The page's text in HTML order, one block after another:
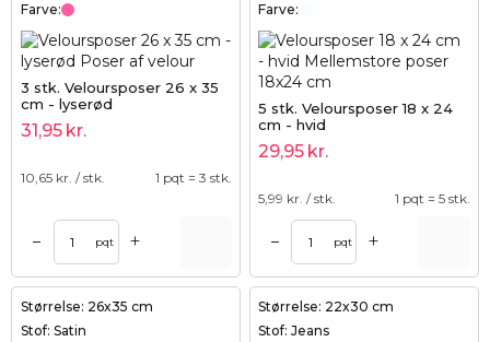
Farve:
3 stk. Veloursposer 26 x 35
cm - lyserød
31,95 kr.
10,65 kr. / stk. 1 pqt = 3 stk.
– pqt +
Farve:
5 stk. Veloursposer 18 x 24
cm - hvid
29,95 kr.
5,99 kr. / stk. 1 pqt = 5 stk.
– pqt +
Størrelse: 26x35 cm
Stof: Satin
Størrelse: 22x30 cm
Stof: Jeans